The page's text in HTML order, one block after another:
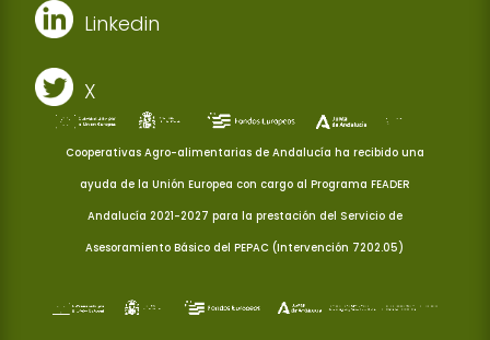
Linkedin
X
Cooperativas Agro-alimentarias de Andalucía ha recibido una
ayuda de la Unión Europea con cargo al Programa FEADER
Andalucía 2021-2027 para la prestación del Servicio de
Asesoramiento Básico del PEPAC (Intervención 7202.05)